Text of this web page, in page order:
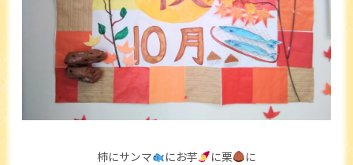
柿にサンマ にお芋 に栗 に